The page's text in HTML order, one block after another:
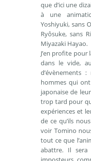
que d’ici une
à une
Yoshiyuki, sans
Ryôsuke, sans
Miyazaki Hayao.
J’en profite
dans le vide,
d’évènements
hommes qui ont
japonaise de
trop tard pour
expériences et
de ce qu’ils
voir Tomino
tout ce que
abattre. Il sera